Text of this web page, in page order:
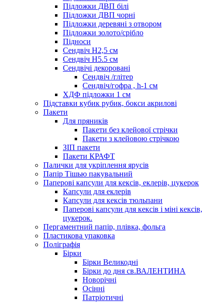
Підложки ДВП білі
Підложки ДВП чорні
Підложки деревяні з отвором
Підложки золото/срібло
Підноси
Сендвіч H2,5 см
Сендвіч H5.5 см
Сендвічі декоровані
Сендвіч /глітер
Сендвіч/гофра , h-1 см
ХДФ підложки 1 см
Підставки кубик рубик, бокси акрилові
Пакети
Для пряників
Пакети без клейової стрічки
Пакети з клейовою стрічкою
ЗІП пакети
Пакети КРАФТ
Палички для укріплення ярусів
Папір Тішью пакувальний
Паперові капсули для кексів, еклерів, цукерок
Капсули для еклерів
Капсули для кексів тюльпани
Паперові капсули для кексів і міні кексів,
цукерок.
Пергаментний папір, плівка, фольга
Пластикова упаковка
Поліграфія
Бірки
Бірки Великодні
Бірки до дня св.ВАЛЕНТИНА
Новорічні
Осінні
Патріотичні